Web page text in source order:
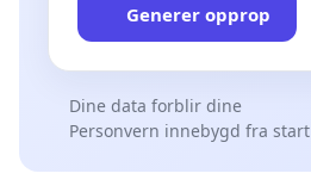
Generer opprop
Dine data forblir dine
Personvern innebygd fra start